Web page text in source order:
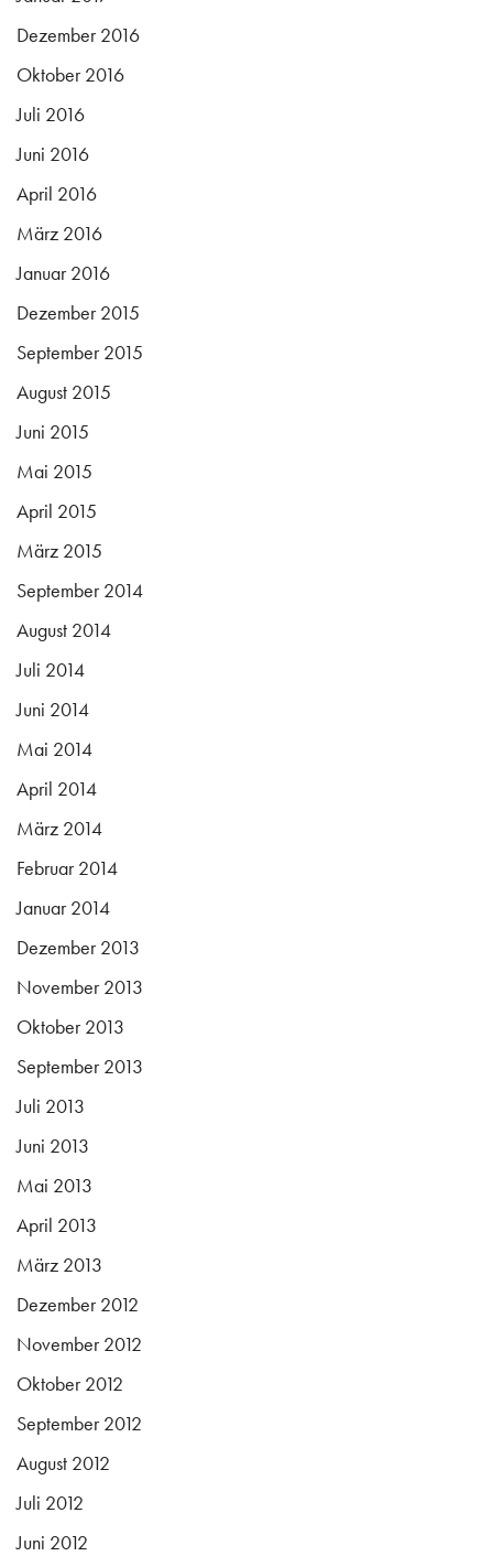
Dezember 2016
Oktober 2016
Juli 2016
Juni 2016
April 2016
März 2016
Januar 2016
Dezember 2015
September 2015
August 2015
Juni 2015
Mai 2015
April 2015
März 2015
September 2014
August 2014
Juli 2014
Juni 2014
Mai 2014
April 2014
März 2014
Februar 2014
Januar 2014
Dezember 2013
November 2013
Oktober 2013
September 2013
Juli 2013
Juni 2013
Mai 2013
April 2013
März 2013
Dezember 2012
November 2012
Oktober 2012
September 2012
August 2012
Juli 2012
Juni 2012